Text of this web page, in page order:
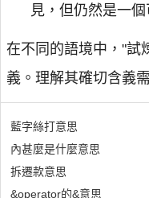
見，但仍然是一個
在不同的語境中，"試
義。理解其確切含義
藍字絲打意思
內甚麼是什麼意思
拆遷款意思
&operator的&意思